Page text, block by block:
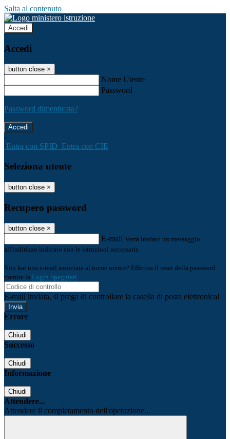
Salta al contenuto
Accedi
Accedi
button close ×
Nome Utente
Password
Password dimenticata?
-
Entra con SPID Entra con CIE
Seleziona utente
button close ×
Recupero password
button close ×
E-mail Verrà inviato un messaggio
all'indirizzo indicato con le istruzioni necessarie.
Non hai una e-mail associata al nome utente? Effettua il reset della password
tramite la Login Spaggiari
E-mail inviata, si prega di controllare la casella di posta elettronica!
Errore
Chiudi
Successo
Chiudi
Informazione
Chiudi
Attendere...
Attendere il completamento dell'operazione...